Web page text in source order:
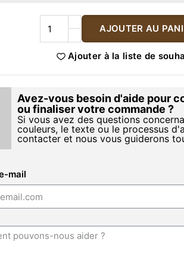
AJOUTER AU
Ajouter à la liste de
Avez-vous besoin d'aide pour
ou finaliser votre commande ?
Si vous avez des questions
couleurs, le texte ou le processus
contacter et nous vous guiderons
mail